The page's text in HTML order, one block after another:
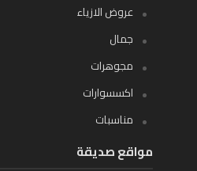
عروض الازياء
جمال
مجوهرات
اكسسوارات
مناسبات
مواقع صديقة